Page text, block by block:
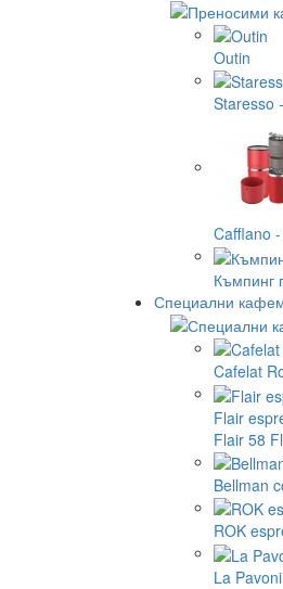
Outin
Staresso
Cafflano
Къмпинг
Специални
Cafelat
Flair
Flair 58
Bellman
ROK
La Pavoni